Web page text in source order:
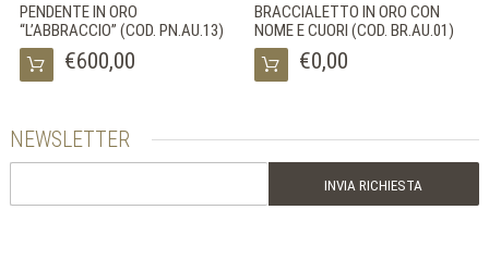
PENDENTE IN ORO
“L’ABBRACCIO” (COD. PN.AU.13)
€600,00
BRACCIALETTO IN ORO CON
NOME E CUORI (COD. BR.AU.01)
€0,00
NEWSLETTER